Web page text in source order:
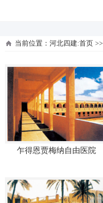
当前位置： 河北四建:首页 >>
乍得恩贾梅纳自由医院